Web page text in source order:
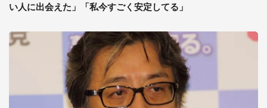
い人に出会えた」「私今すごく安定してる」